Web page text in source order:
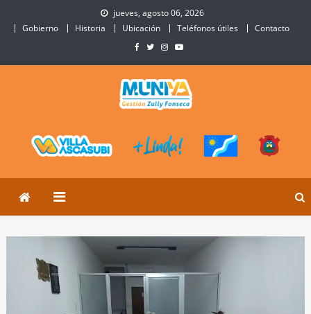
jueves, agosto 06, 2026
Gobierno
Historia Ubicación Teléfonos útiles Contacto
Ascasubi